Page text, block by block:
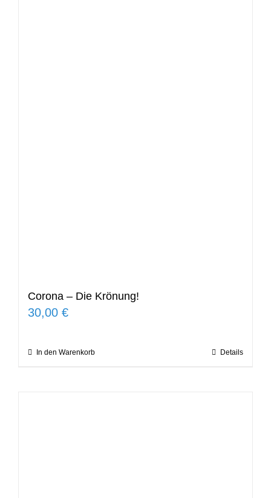
Corona – Die Krönung!
30,00 €
In den Warenkorb Details